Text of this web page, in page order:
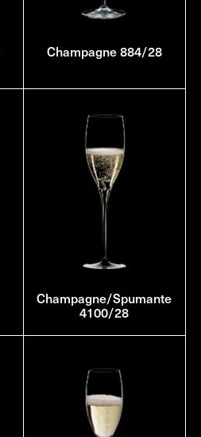
Champagne 884/28
Champagne/Spumante
4100/28